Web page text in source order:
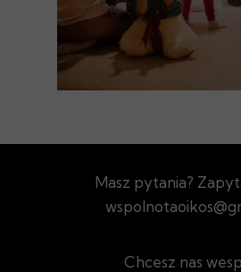
Chcesz nas
Masz pytania?